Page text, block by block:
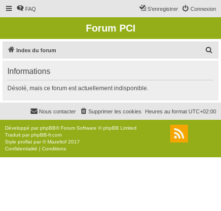
FAQ Connexion
S’enregistrer
Forum PCI
Index du forum
r
c
r
Informations
Désolé, mais ce forum est actuellement indisponible.
Heures au format UTC+02:00
Supprimer les cookies
Nous contacter
Développé parphpBB® Forum Software © phpBB Limited
Traduit parphpBB-fr.com
Style proflat par ©Mazeltof 2017
Confidentialité | Conditions